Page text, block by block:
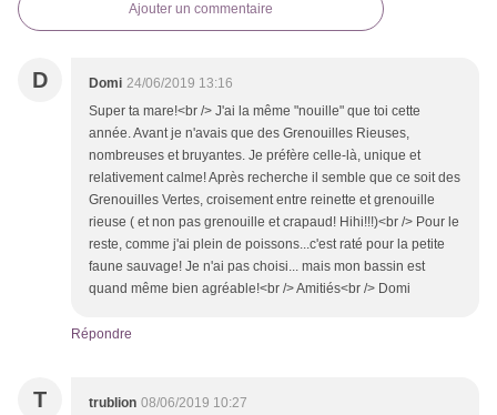
Ajouter un commentaire
D Domi 24/06/2019 13:16
Super ta mare!<br /> J'ai la même "nouille" que toi cette
année. Avant je n'avais que des Grenouilles Rieuses,
nombreuses et bruyantes. Je préfère celle-là, unique et
relativement calme! Après recherche il semble que ce soit des
Grenouilles Vertes, croisement entre reinette et grenouille
rieuse ( et non pas grenouille et crapaud! Hihi!!!)<br /> Pour le
reste, comme j'ai plein de poissons...c'est raté pour la petite
faune sauvage! Je n'ai pas choisi... mais mon bassin est
quand même bien agréable!<br /> Amitiés<br /> Domi
Répondre
T trublion 08/06/2019 10:27